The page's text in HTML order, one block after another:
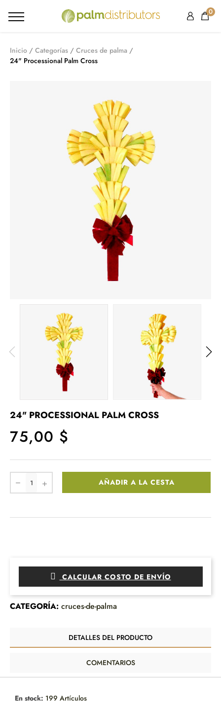
0
Inicio Categorías
Cruces de palma
24" Processional Palm Cross
24" PROCESSIONAL PALM CROSS
75,00 $
AÑADIR A LA CESTA
CALCULAR COSTO DE ENVÍO
CATEGORÍA: cruces-de-palma
DETALLES DEL PRODUCTO
COMENTARIOS
En stock: 199 Artículos